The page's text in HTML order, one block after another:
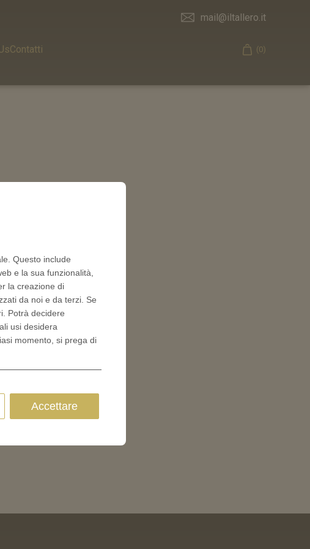
mail@iltallero.it
Contatti Cart(0)
Questo include
e la sua funzionalità,
la creazione di
da noi e da terzi. Se
Potrà decidere
usi desidera
momento, si prega di
Accettare